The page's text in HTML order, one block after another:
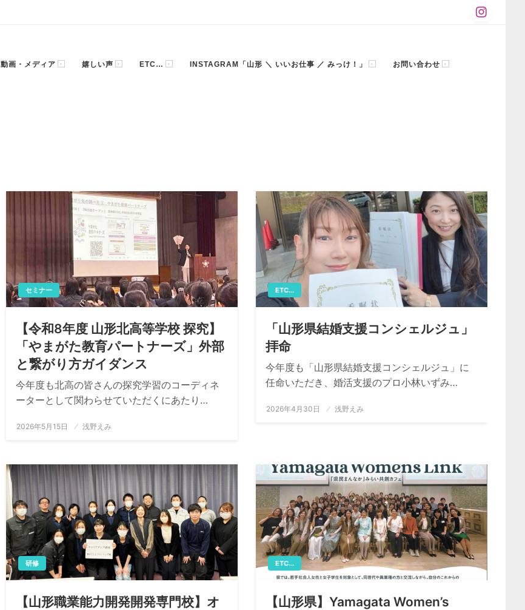
動画・メディア 嬉しい声 ETC… INSTAGRAM「山形 ＼ いいお仕事 ／ みっけ！」 お問い合わせ
セミナー
【令和8年度 山形北高等学校 探究】
「やまがた教育パートナーズ」外部
と繋がり方ガイダンス
今年度も北高の皆さんの探究学習のコーディネ
ーターとして関わらせていただくにあたり…
投
2026年5月15日 浅野えみ
ETC...
「山形県結婚支援コンシェルジュ」
拝命
今年度も「山形県結婚支援コンシェルジュ」に
任命いただき、婚活支援のプロ小林いずみ…
投
2026年4月30日 浅野えみ
研修
【山形職業能力開発開発専門校】オ
ETC...
【山形県】Yamagata Women’s